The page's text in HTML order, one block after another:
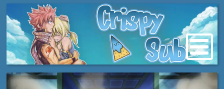
מעבר
לתוכן